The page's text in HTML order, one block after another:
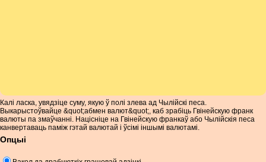
Калі ласка, увядзіце суму, якую ў полі злева ад Чылійскі песа.
Выкарыстоўвайце &quot;абмен валют&quot;, каб зрабіць Гвінейскую франк
валюты па змаўчанні. Націсніце на Гвінейскую франкаў або Чылійскія песа
канвертаваць паміж гэтай валютай і ўсімі іншымі валютамі.
Опцыі